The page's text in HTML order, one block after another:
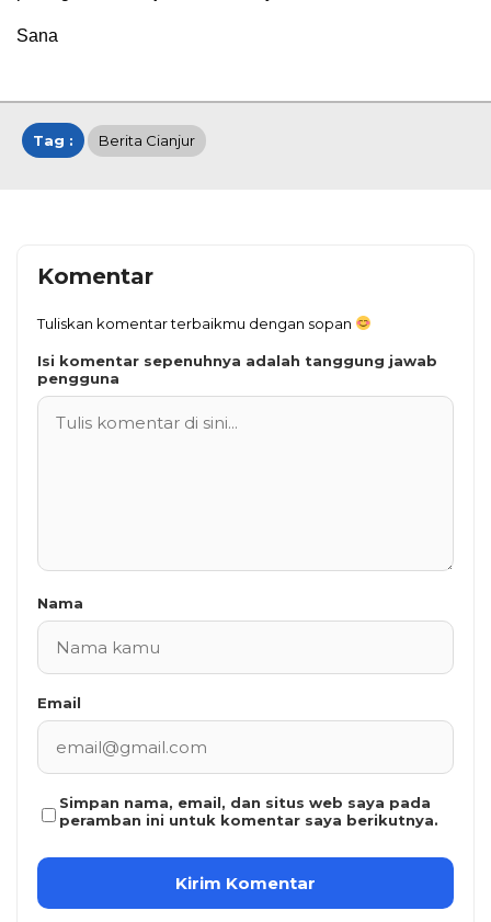
Sana
Tag : Berita Cianjur
Komentar
Tuliskan komentar terbaikmu dengan sopan
Isi komentar sepenuhnya adalah tanggung jawab
pengguna
Nama
Email
Simpan nama, email, dan situs web saya pada
peramban ini untuk komentar saya berikutnya.